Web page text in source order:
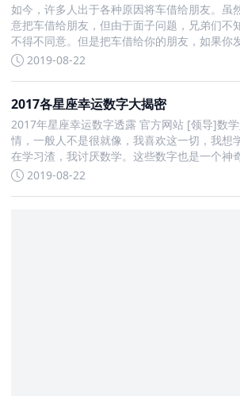
如今，许多人出于各种原因将车借给朋友。虽
意把车借给朋友，但由于面子问题，兄弟们不
不得不同意。但是把车借给你的朋友，如果你
承担责任。所有人
2019-08-22
2017各星座幸运数字大揭密
2017年星座幸运数字透露 官方网站 [领导]数
情，一般人不是很就像，我喜欢这一切，我想
在学习渣，我讨厌数学。这些数字也是一个神
2019-08-22